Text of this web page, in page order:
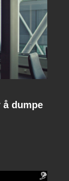
å dumpe